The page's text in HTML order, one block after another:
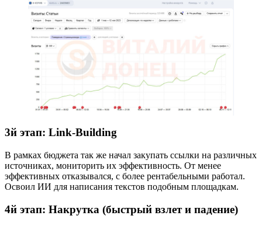
3й этап: Link-Building
В рамках бюджета так же начал закупать ссылки на различных
источниках, мониторить их эффективность. От менее
эффективных отказывался, с более рентабельными работал.
Освоил ИИ для написания текстов подобным площадкам.
4й этап: Накрутка (быстрый взлет и падение)